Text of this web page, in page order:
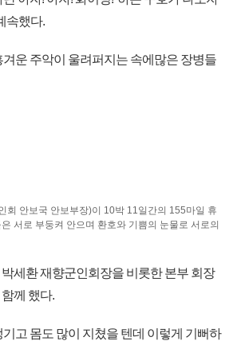
속했다.
운 주악이 울려퍼지는 속에많은 장병들
회 안보국 안보부장)이 10박 11일간의 155마일 휴
서로 부둥켜 안으며 환호와 기쁨의 눈물로 서로의
세환 재향군인회장을 비롯한 본부 회장
께 했다.
고 몸도 많이 지쳤을 텐데 이렇게 기뻐하